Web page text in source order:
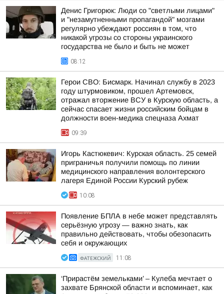
Денис Григорюк: Люди со "светлыми лицами"
и "незамутненными пропагандой" мозгами
регулярно убеждают россиян в том, что
никакой угрозы со стороны украинского
государства не было и быть не может
08:12
Герои СВО: Бисмарк. Начинал службу в 2023
году штурмовиком, прошел Артемовск,
отражал вторжение ВСУ в Курскую область, а
сейчас спасает жизни российским бойцам в
должности воен-медика спецназа Ахмат
09:39
Игорь Кастюкевич: Курская область. 25 семей
приграничья получили помощь по линии
медицинского направления волонтерского
лагеря Единой России Курский рубеж
10:08
Появление БПЛА в небе может представлять
серьёзную угрозу — важно знать, как
правильно действовать, чтобы обезопасить
себя и окружающих
ФАТЕЖСКИЙ 11:08
‘Прирастём земельками’ – Кулеба мечтает о
захвате Брянской области и вспоминает, как